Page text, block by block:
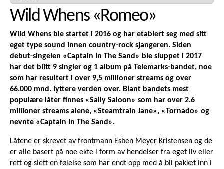
Wild Whens«Romeo»
Wild Whens ble startet i 2016 og har etablert seg med sitt
eget type sound innen country-rock sjangeren. Siden
debut-singelen «Captain In The Sand» ble sluppet i 2017
har det blitt 9 singler og 1 album på Telemarks-bandet, noe
som har resultert i over 9,5 millioner streams og over
66.000 mnd. lyttere verden over. Blant bandets mest
populære låter finnes «Sally Saloon» som har over 2.6
millioner streams alene, «Steamtrain Jane», «Tornado» og
nevnte «Captain In The Sand».
Låtene er skrevet av frontmann Esben Meyer Kristensen og de
er alle basert på noe ekte i form av hendelser fra eget liv eller
rett og slett en følelse som har endt opp med å bli pakket inn i